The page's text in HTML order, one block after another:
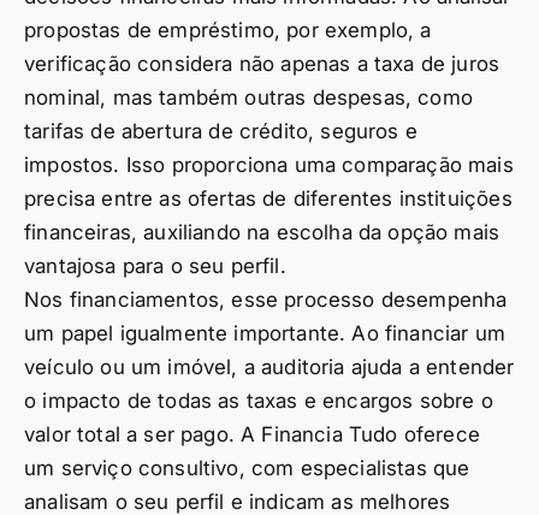
propostas de empréstimo, por exemplo, a
verificação considera não apenas a taxa de juros
nominal, mas também outras despesas, como
tarifas de abertura de crédito, seguros e
impostos. Isso proporciona uma comparação mais
precisa entre as ofertas de diferentes instituições
financeiras, auxiliando na escolha da opção mais
vantajosa para o seu perfil.
Nos financiamentos, esse processo desempenha
um papel igualmente importante. Ao financiar um
veículo ou um imóvel, a auditoria ajuda a entender
o impacto de todas as taxas e encargos sobre o
valor total a ser pago. A Financia Tudo oferece
um serviço consultivo, com especialistas que
analisam o seu perfil e indicam as melhores